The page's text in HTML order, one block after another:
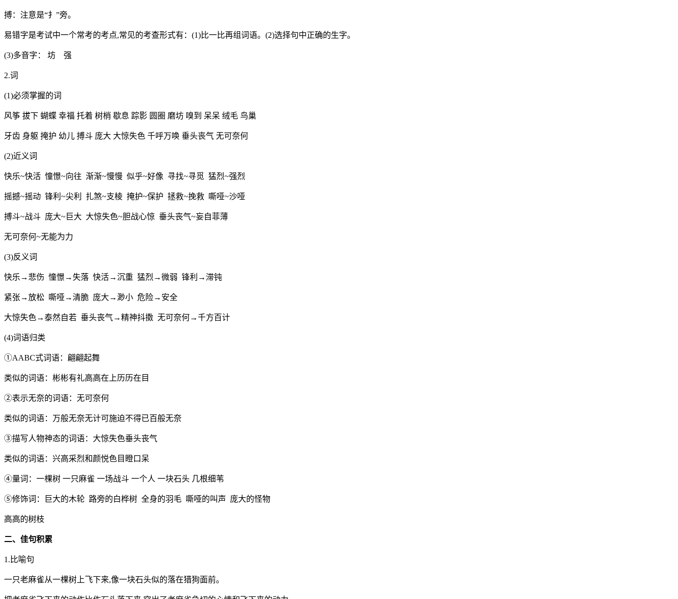
搏：注意是“扌”旁。
易错字是考试中一个常考的考点,常见的考查形式有：(1)比一比再组词语。(2)选择句中正确的生字。
(3)多音字： 坊 强
2.词
(1)必须掌握的词
风筝 拔下 蝴蝶 幸福 托着 树梢 歇息 踪影 圆圈 磨坊 嗅到 呆呆 绒毛 鸟巢
牙齿 身躯 掩护 幼儿 搏斗 庞大 大惊失色 千呼万唤 垂头丧气 无可奈何
(2)近义词
快乐~快活 憧憬~向往 渐渐~慢慢 似乎~好像 寻找~寻觅 猛烈~强烈
摇撼~摇动 锋利~尖利 扎煞~支棱 掩护~保护 拯救~挽救 嘶哑~沙哑
搏斗~战斗 庞大~巨大 大惊失色~胆战心惊 垂头丧气~妄自菲薄
无可奈何~无能为力
(3)反义词
快乐→悲伤 憧憬→失落 快活→沉重 猛烈→微弱 锋利→滞钝
紧张→放松 嘶哑→清脆 庞大→渺小 危险→安全
大惊失色→泰然自若 垂头丧气→精神抖擞 无可奈何→千方百计
(4)词语归类
①AABC式词语：翩翩起舞
类似的词语：彬彬有礼高高在上历历在目
②表示无奈的词语：无可奈何
类似的词语：万般无奈无计可施迫不得已百般无奈
③描写人物神态的词语：大惊失色垂头丧气
类似的词语：兴高采烈和颜悦色目瞪口呆
④量词：一棵树 一只麻雀 一场战斗 一个人 一块石头 几根细苇
⑤修饰词：巨大的木轮 路旁的白桦树 全身的羽毛 嘶哑的叫声 庞大的怪物
高高的树枝
二、佳句积累
1.比喻句
一只老麻雀从一棵树上飞下来,像一块石头似的落在猎狗面前。